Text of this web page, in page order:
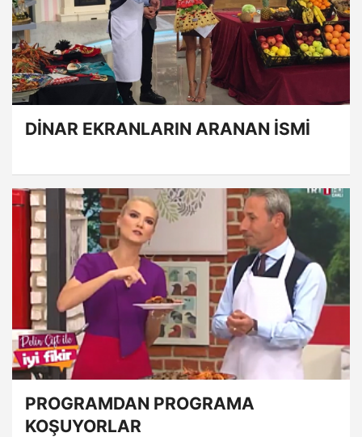
DİNAR EKRANLARIN ARANAN İSMİ
PROGRAMDAN PROGRAMA
KOŞUYORLAR